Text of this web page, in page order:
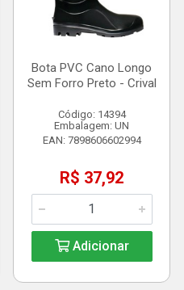
Bota PVC Cano Longo
Sem Forro Preto - Crival
Código: 14394
Embalagem: UN
EAN: 7898606602994
R$ 37,92
Adicionar